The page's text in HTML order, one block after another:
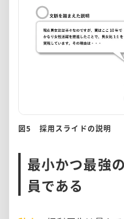
図5 採用スライドの説明
最小かつ最強
員である